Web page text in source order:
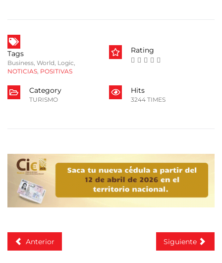
Tags
Business, World, Logic,
NOTICIAS, POSITIVAS
Rating
Category
TURISMO
Hits
3244 TIMES
Anterior Siguiente